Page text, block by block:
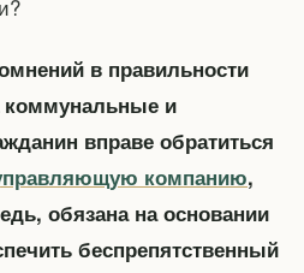
в правильности
коммунальные и
вправе обратиться
компанию,
обязана на основании
беспрепятственный